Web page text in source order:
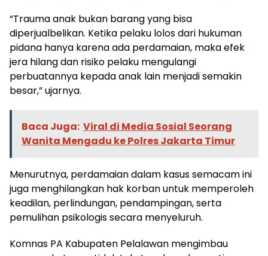
“Trauma anak bukan barang yang bisa
diperjualbelikan. Ketika pelaku lolos dari hukuman
pidana hanya karena ada perdamaian, maka efek
jera hilang dan risiko pelaku mengulangi
perbuatannya kepada anak lain menjadi semakin
besar,” ujarnya.
Baca Juga: Viral di Media Sosial Seorang
Wanita Mengadu ke Polres Jakarta Timur
Menurutnya, perdamaian dalam kasus semacam ini
juga menghilangkan hak korban untuk memperoleh
keadilan, perlindungan, pendampingan, serta
pemulihan psikologis secara menyeluruh.
Komnas PA Kabupaten Pelalawan mengimbau